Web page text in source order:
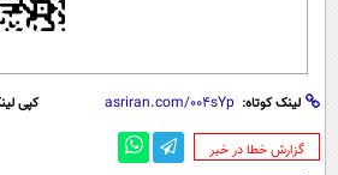
لینک کوتاه: کپی
‌گزارش خطا در خبر